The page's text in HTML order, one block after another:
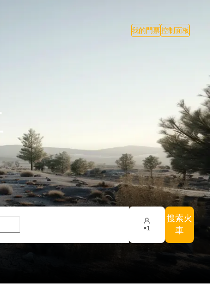
我的門票控制面板
×1
搜索火
車